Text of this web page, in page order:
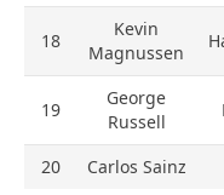
18
Kevin
Magnussen
19
George
Russell
20 Carlos Sainz